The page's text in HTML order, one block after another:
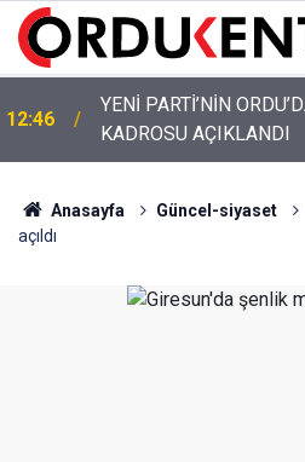
12:46
YENİ PARTİ’NİN
KADROSU AÇIKLANDI
Anasayfa Güncel-siyaset
açıldı